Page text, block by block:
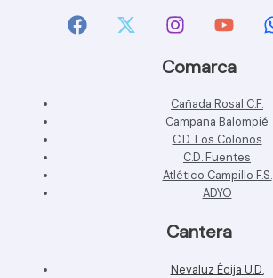
Comarca
Cañada Rosal C.F.
Campana Balompié
C.D. Los Colonos
C.D. Fuentes
Atlético Campillo F.S.
ADYO
Cantera
Nevaluz Écija U.D.